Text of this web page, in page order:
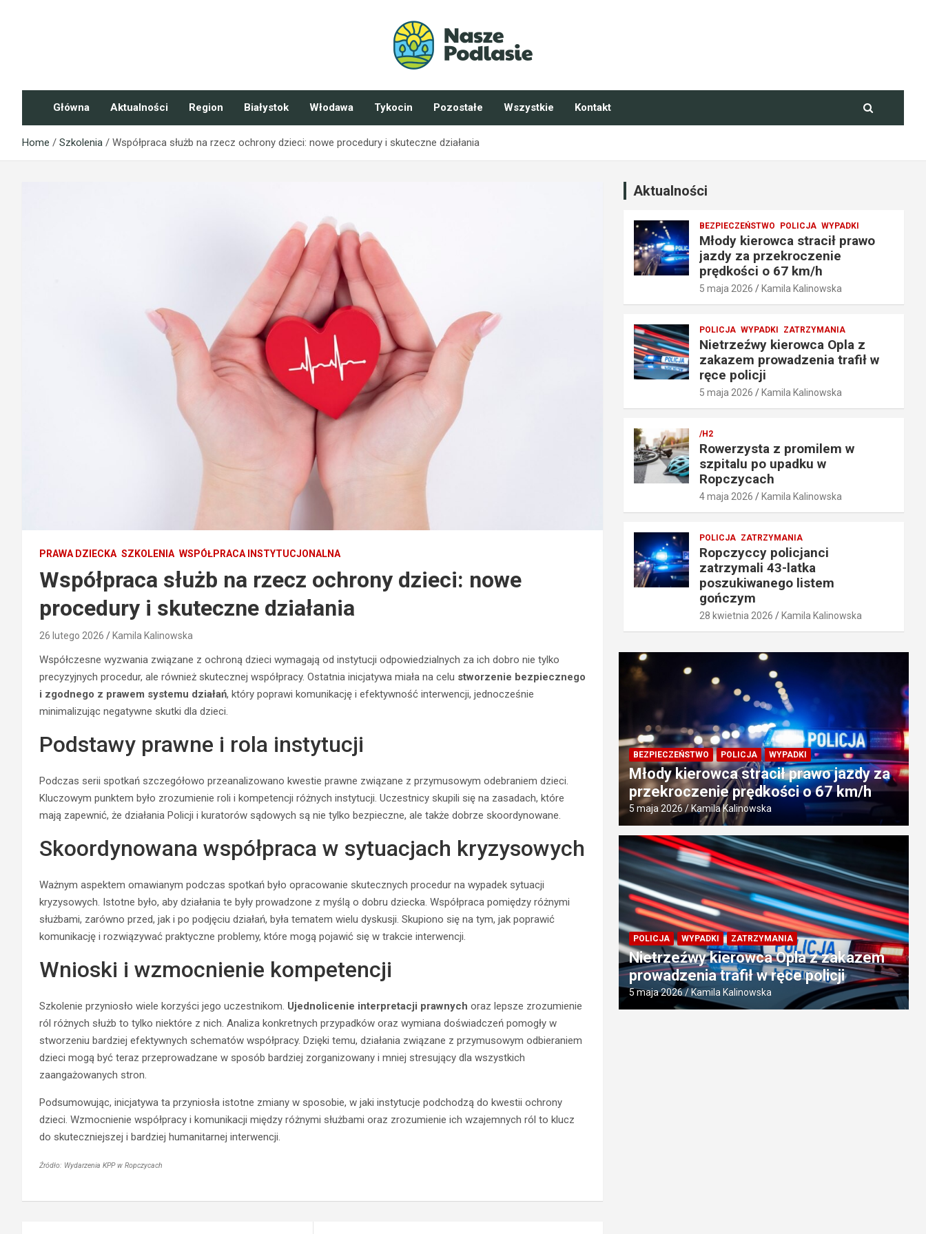
NaszePodlasie.pl
Główna Aktualności Region Białystok Włodawa Tykocin Pozostałe Wszystkie Kontakt
Home Szkolenia Współpraca służb na rzecz ochrony dzieci: nowe procedury i skuteczne działania
PRAWA DZIECKA SZKOLENIA WSPÓŁPRACA INSTYTUCJONALNA
Współpraca służb na rzecz ochrony dzieci: nowe
procedury i skuteczne działania
26 lutego 2026 Kamila Kalinowska
Współczesne wyzwania związane z ochroną dzieci wymagają od instytucji odpowiedzialnych za ich dobro nie tylko
precyzyjnych procedur, ale również skutecznej współpracy. Ostatnia inicjatywa miała na celu stworzenie bezpiecznego
i zgodnego z prawem systemu działań, który poprawi komunikację i efektywność interwencji, jednocześnie
minimalizując negatywne skutki dla dzieci.
Podstawy prawne i rola instytucji
Podczas serii spotkań szczegółowo przeanalizowano kwestie prawne związane z przymusowym odebraniem dzieci.
Kluczowym punktem było zrozumienie roli i kompetencji różnych instytucji. Uczestnicy skupili się na zasadach, które
mają zapewnić, że działania Policji i kuratorów sądowych są nie tylko bezpieczne, ale także dobrze skoordynowane.
Skoordynowana współpraca w sytuacjach kryzysowych
Ważnym aspektem omawianym podczas spotkań było opracowanie skutecznych procedur na wypadek sytuacji
kryzysowych. Istotne było, aby działania te były prowadzone z myślą o dobru dziecka. Współpraca pomiędzy różnymi
służbami, zarówno przed, jak i po podjęciu działań, była tematem wielu dyskusji. Skupiono się na tym, jak poprawić
komunikację i rozwiązywać praktyczne problemy, które mogą pojawić się w trakcie interwencji.
Wnioski i wzmocnienie kompetencji
Szkolenie przyniosło wiele korzyści jego uczestnikom. Ujednolicenie interpretacji prawnych oraz lepsze zrozumienie
ról różnych służb to tylko niektóre z nich. Analiza konkretnych przypadków oraz wymiana doświadczeń pomogły w
stworzeniu bardziej efektywnych schematów współpracy. Dzięki temu, działania związane z przymusowym odbieraniem
dzieci mogą być teraz przeprowadzane w sposób bardziej zorganizowany i mniej stresujący dla wszystkich
zaangażowanych stron.
Podsumowując, inicjatywa ta przyniosła istotne zmiany w sposobie, w jaki instytucje podchodzą do kwestii ochrony
dzieci. Wzmocnienie współpracy i komunikacji między różnymi służbami oraz zrozumienie ich wzajemnych ról to klucz
do skuteczniejszej i bardziej humanitarnej interwencji.
Źródło: Wydarzenia KPP w Ropczycach
Aktualności
BEZPIECZEŃSTWO POLICJA WYPADKI
Młody kierowca stracił prawo
jazdy za przekroczenie
prędkości o 67 km/h
5 maja 2026 Kamila Kalinowska
POLICJA WYPADKI ZATRZYMANIA
Nietrzeźwy kierowca Opla z
zakazem prowadzenia trafił w
ręce policji
5 maja 2026 Kamila Kalinowska
/H2
Rowerzysta z promilem w
szpitalu po upadku w
Ropczycach
4 maja 2026 Kamila Kalinowska
POLICJA ZATRZYMANIA
Ropczyccy policjanci
zatrzymali 43-latka
poszukiwanego listem
gończym
28 kwietnia 2026 Kamila Kalinowska
BEZPIECZEŃSTWO POLICJA WYPADKI
Młody kierowca stracił prawo jazdy za
przekroczenie prędkości o 67 km/h
5 maja 2026 Kamila Kalinowska
POLICJA WYPADKI ZATRZYMANIA
Nietrzeźwy kierowca Opla z zakazem
prowadzenia trafił w ręce policji
5 maja 2026 Kamila Kalinowska